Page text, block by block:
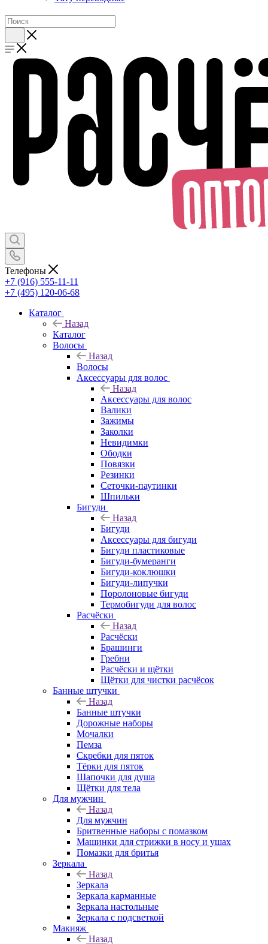
Телефоны
+7 (916) 555-11-11
+7 (495) 120-06-68
Каталог
Назад
Каталог
Волосы
Назад
Волосы
Аксессуары для волос
Назад
Аксессуары для волос
Валики
Зажимы
Заколки
Невидимки
Ободки
Повязки
Резинки
Сеточки-паутинки
Шпильки
Бигуди
Назад
Бигуди
Аксессуары для бигуди
Бигуди пластиковые
Бигуди-бумеранги
Бигуди-коклюшки
Бигуди-липучки
Поролоновые бигуди
Термобигуди для волос
Расчёски
Назад
Расчёски
Брашинги
Гребни
Расчёски и щётки
Щётки для чистки расчёсок
Банные штучки
Назад
Банные штучки
Дорожные наборы
Мочалки
Пемза
Скребки для пяток
Тёрки для пяток
Шапочки для душа
Щётки для тела
Для мужчин
Назад
Для мужчин
Бритвенные наборы с помазком
Машинки для стрижки в носу и ушах
Помазки для бритья
Зеркала
Назад
Зеркала
Зеркала карманные
Зеркала настольные
Зеркала с подсветкой
Макияж
Назад